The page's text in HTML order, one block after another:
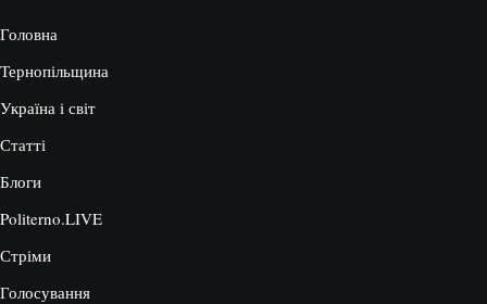
Головна
Тернопільщина
Україна і світ
Статті
Блоги
Politerno.LIVE
Стріми
Голосування